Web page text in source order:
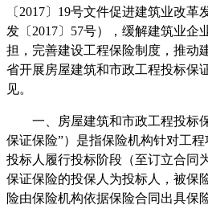
〔2017〕19号文件促进建筑业改
发〔2017〕57号），缓解建筑业企
担，完善建设工程保险制度，推动
省开展房屋建筑和市政工程投标保
见。
一、房屋建筑和市政工程投标
保证保险”）是指保险机构针对工
投标人履行投标阶段（至订立合同
保证保险的投保人为投标人，被保
险由保险机构依据保险合同出具保